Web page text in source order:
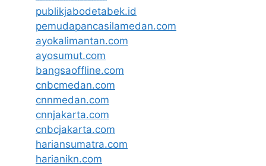
publikjabodetabek.id
pemudapancasilamedan.com
ayokalimantan.com
ayosumut.com
bangsaoffline.com
cnbcmedan.com
cnnmedan.com
cnnjakarta.com
cnbcjakarta.com
hariansumatra.com
harianikn.com